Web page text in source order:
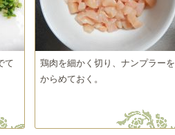
て
鶏肉を細かく切り、ナンプラーを
からめておく。